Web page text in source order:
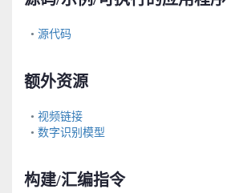
• 源代码
额外资源
• 视频链接
• 数字识别模型
构建/汇编指令